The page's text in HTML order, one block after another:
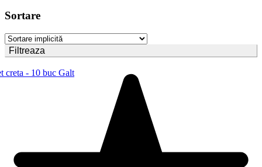
Sortare
Filtreaza